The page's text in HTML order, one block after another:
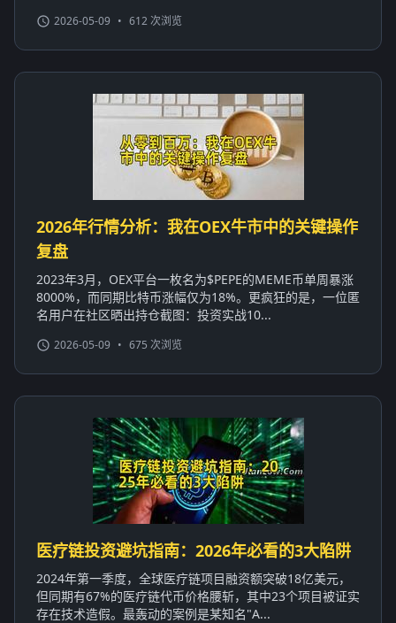
2026-05-09 • 612 次浏览
2026年行情分析：我在OEX牛市中的关键操作
复盘
2023年3月，OEX平台一枚名为$PEPE的MEME币单周暴涨
8000%，而同期比特币涨幅仅为18%。更疯狂的是，一位匿
名用户在社区晒出持仓截图：投资实战10...
2026-05-09 • 675 次浏览
医疗链投资避坑指南：2026年必看的3大陷阱
2024年第一季度，全球医疗链项目融资额突破18亿美元，
但同期有67%的医疗链代币价格腰斩，其中23个项目被证实
存在技术造假。最轰动的案例是某知名"A...